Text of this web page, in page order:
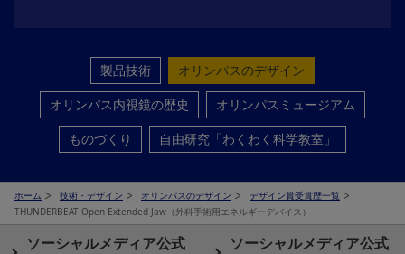
製品技術
オリンパスのデザイン
オリンパス内視鏡の歴史
オリンパスミュージアム
ものづくり
自由研究「わくわく科学教室」
ホーム 技術・デザイン オリンパスのデザイン
デザイン賞受賞歴一覧
THUNDERBEAT Open Extended Jaw（外科手術用エネルギーデバイス）
ソーシャルメディア公式 ソーシャルメディア公式